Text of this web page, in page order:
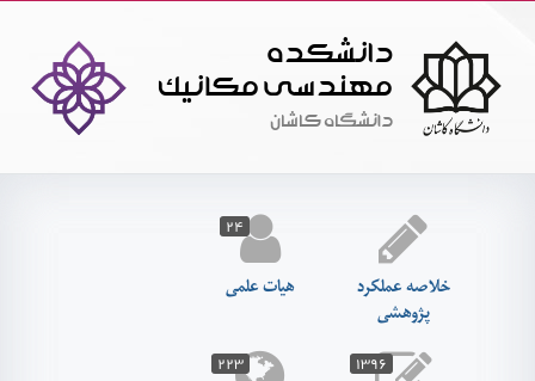
دانشکده
مهندسي مکانيک
دانشگاه کاشان
خلاصه عملکرد
پژوهشی
۲۴
هیات علمی
۱۳۹۶ ۲۲۳